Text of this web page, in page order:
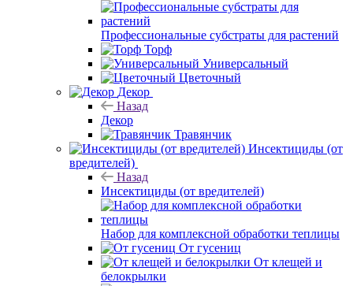
Профессиональные субстраты для растений
Торф
Универсальный
Цветочный
Декор
Назад
Декор
Травянчик
Инсектициды (от
вредителей)
Назад
Инсектициды (от вредителей)
Набор для комплексной обработки теплицы
От гусениц
От клещей и
белокрылки